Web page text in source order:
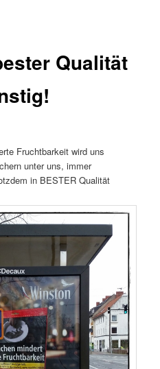
Qualität
Fruchtbarkeit wird uns
unter uns, immer
in BESTER Qualität